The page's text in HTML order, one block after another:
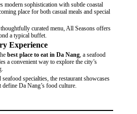
modern sophistication with subtle coastal
place for both casual meals and special
curated menu, All Seasons offers
a typical buffet.
Experience
best place to eat in Da Nang , a seafood
a convenient way to explore the city’s
specialties, the restaurant showcases
define Da Nang’s food culture.